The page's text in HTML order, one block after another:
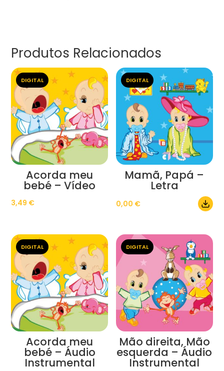
Produtos Relacionados
DIGITAL
Acorda meu
bebé – Vídeo
3,49 €
DIGITAL
Mamã, Papá –
Letra
0,00 €
DIGITAL
Acorda meu
bebé – Áudio
Instrumental
DIGITAL
Mão direita, Mão
esquerda – Áudio
Instrumental